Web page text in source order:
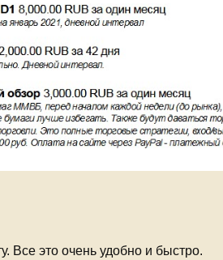
Все это очень удобно и быстро.